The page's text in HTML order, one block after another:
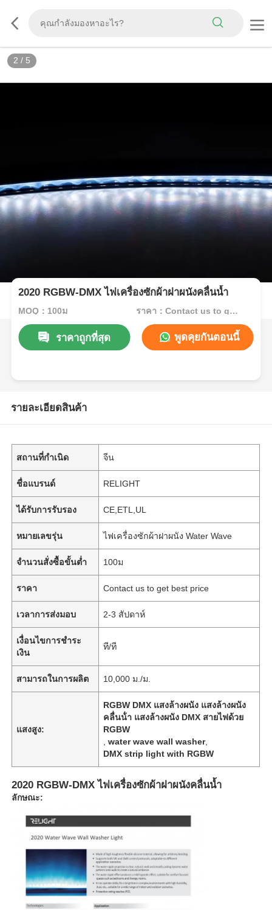
2 / 5
2020 RGBW-DMX ไฟเครื่องซักผ้าฝาผนังคลื่นน้ำ
MOQ：100ม ราคา：Contact us to get best price
ราคาถูกที่สุด พูดคุยกันตอนนี้
รายละเอียดสินค้า
สถานที่กำเนิด จีน
ชื่อแบรนด์ RELIGHT
ได้รับการรับรอง CE,ETL,UL
หมายเลขรุ่น ไฟเครื่องซักผ้าฝาผนัง Water Wave
จำนวนสั่งซื้อขั้นต่ำ 100ม
ราคา Contact us to get best price
เวลาการส่งมอบ 2-3 สัปดาห์
เงื่อนไขการชำระ
เงิน
ที/ที
สามารถในการผลิต 10,000 ม./ม.
แสงสูง:
RGBW DMX แสงล้างผนัง แสงล้างผนัง
คลื่นน้ํา แสงล้างผนัง DMX สายไฟด้วย
RGBW
,water wave wall washer,
DMX strip light with RGBW
2020 RGBW-DMX ไฟเครื่องซักผ้าฝาผนังคลื่นน้ำ
ลักษณะ: